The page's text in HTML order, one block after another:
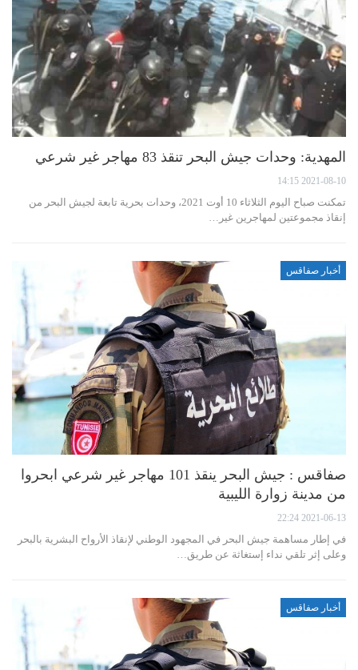
المهدية: وحدات جيش البحر تنقذ 83 مهاجر غير شرعي
2021-08-10 14:15
تمكنت صباح اليوم الثلاثاء 10 أوت 2021، وحدات بحرية تابعة لجيش البحر من
إنقاذ مجموعتين لمهاجرين غير…
أخبار صفاقس
صفاقس : جيش البحر ينقذ 101 مهاجر غير شرعي ابحروا
من مدينة زوارة الليبية
2021-06-13 22:24
في إطار مساهمة جيش البحر في المجهود الوطني لإنقاذ الأرواح البشرية بالبحر
وعلى إثر تلقي نداء إستغاثة عن طريق…
أخبار صفاقس